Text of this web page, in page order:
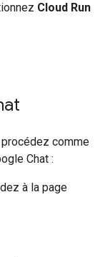
Cloud Run
comme
Chat :
à la page